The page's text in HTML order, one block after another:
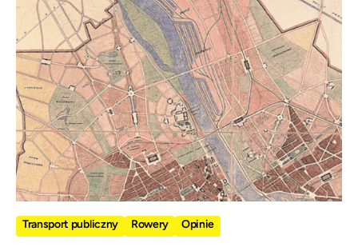
Transport publiczny Rowery Opinie